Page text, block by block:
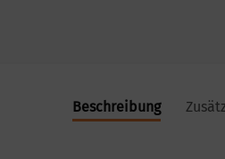
Beschreibung